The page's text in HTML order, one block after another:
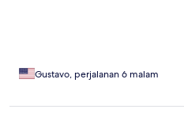
Gustavo, perjalanan 6 malam